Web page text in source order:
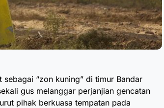
“zon kuning” di timur Bandar
gus melanggar perjanjian gencatan
pihak berkuasa tempatan pada